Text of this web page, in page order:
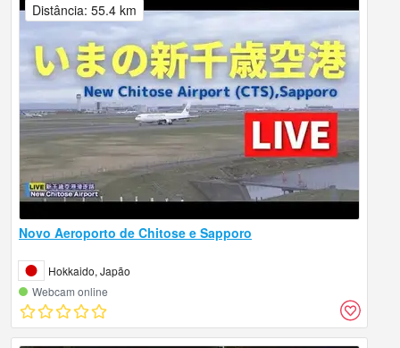
Novo Aeroporto de Chitose e Sapporo
Hokkaido, Japão
Webcam online
Distância: 55.4 km